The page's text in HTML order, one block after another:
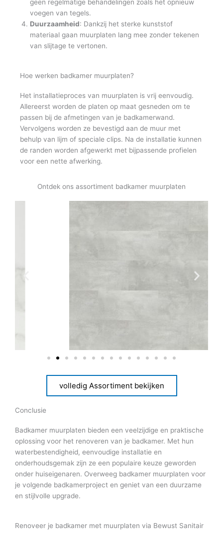
geen regelmatige behandelingen zoals het opnieuw
voegen van tegels.
Duurzaamheid: Dankzij het sterke kunststof
materiaal gaan muurplaten lang mee zonder tekenen
van slijtage te vertonen.
Hoe werken badkamer muurplaten?
Het installatieproces van muurplaten is vrij eenvoudig.
Allereerst worden de platen op maat gesneden om te
passen bij de afmetingen van je badkamerwand.
Vervolgens worden ze bevestigd aan de muur met
behulp van lijm of speciale clips. Na de installatie kunnen
de randen worden afgewerkt met bijpassende profielen
voor een nette afwerking.
Ontdek ons assortiment badkamer muurplaten
volledig Assortiment bekijken
Conclusie
Badkamer muurplaten bieden een veelzijdige en praktische
oplossing voor het renoveren van je badkamer. Met hun
waterbestendigheid, eenvoudige installatie en
onderhoudsgemak zijn ze een populaire keuze geworden
onder huiseigenaren. Overweeg badkamer muurplaten voor
je volgende badkamerproject en geniet van een duurzame
en stijlvolle upgrade.
Renoveer je badkamer met muurplaten via Bewust Sanitair